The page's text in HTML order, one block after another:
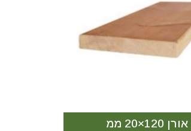
אורן 120×20 ממ